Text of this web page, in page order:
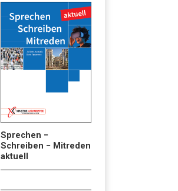
Sprechen −
Schreiben − Mitreden
aktuell